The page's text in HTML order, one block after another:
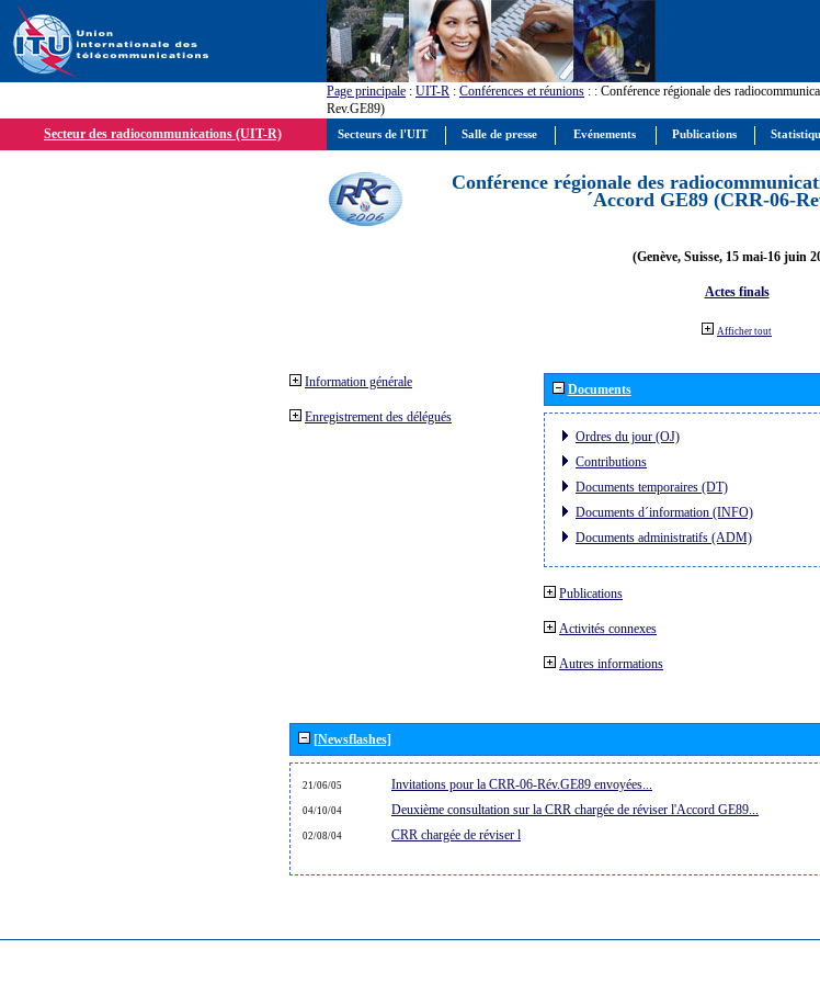
Page principale : UIT-R : Conférences et réunions : : Conférence régionale des
Rev.GE89)
Secteur des radiocommunications (UIT-R)
Conférence régionale des
´Accord GE89 (CRR-06-
(Genève, Suisse, 15 mai-16 juin
Actes finals
Afficher tout
Information générale
Enregistrement des délégués
Documents
Ordres du jour (OJ)
Contributions
Documents temporaires (DT)
Documents d´information (INFO)
Documents administratifs (ADM)
Publications
Activités connexes
Autres informations
[Newsflashes]
21/06/05 Invitations pour la CRR-06-Rév.GE89 envoyées...
04/10/04 Deuxième consultation sur la CRR chargée de réviser l'Accord GE89...
02/08/04 CRR chargée de réviser l
Secteurs de l'UIT Salle de presse Evénements Publications